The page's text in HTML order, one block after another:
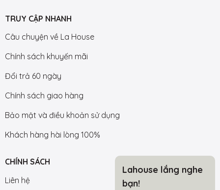
TRUY CẬP NHANH
Câu chuyện về La House
Chính sách khuyến mãi
Đổi trả 60 ngày
Chính sách giao hàng
Bảo mật và điều khoản sử dụng
Khách hàng hài lòng 100%
CHÍNH SÁCH
Liên hệ
Lahouse lắng nghe
bạn!